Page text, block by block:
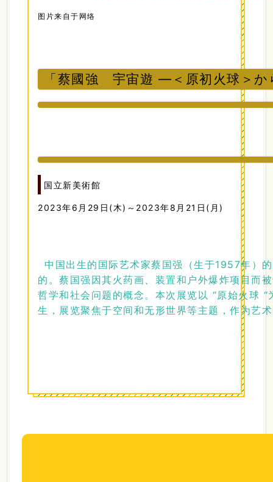
图片来自于网络
「蔡國強 宇宙遊 ―＜原初火球＞か
国立新美術館
2023年6月29日(木)～2023年8月21日(月)
中国出生的国际艺术家蔡国强（生于1957年）
的。蔡国强因其火药画、装置和户外爆炸项目而
哲学和社会问题的概念。本次展览以 “原始火球
生，展览聚焦于空间和无形世界等主题，作为艺